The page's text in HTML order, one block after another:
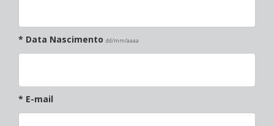
* Data Nascimento dd/mm/aaaa
* E-mail